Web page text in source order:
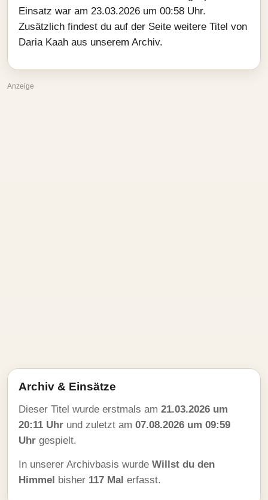
Einsatz war am 23.03.2026 um 00:58 Uhr.
Zusätzlich findest du auf der Seite weitere Titel von
Daria Kaah aus unserem Archiv.
Anzeige
Archiv & Einsätze
Dieser Titel wurde erstmals am 21.03.2026 um
20:11 Uhr und zuletzt am 07.08.2026 um 09:59
Uhr gespielt.
In unserer Archivbasis wurde Willst du den
Himmel bisher 117 Mal erfasst.